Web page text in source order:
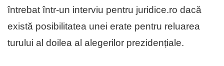
întrebat într-un interviu pentru juridice.ro dacă
există posibilitatea unei erate pentru reluarea
turului al doilea al alegerilor prezidențiale.